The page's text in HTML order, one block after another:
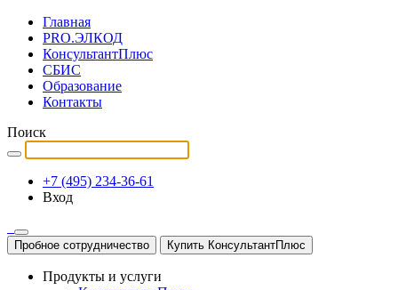
Главная
PRO.ЭЛКОД
КонсультантПлюс
СБИС
Образование
Контакты
Поиск
+7 (495) 234-36-61
Вход
Пробное сотрудничество Купить КонсультантПлюс
Продукты и услуги